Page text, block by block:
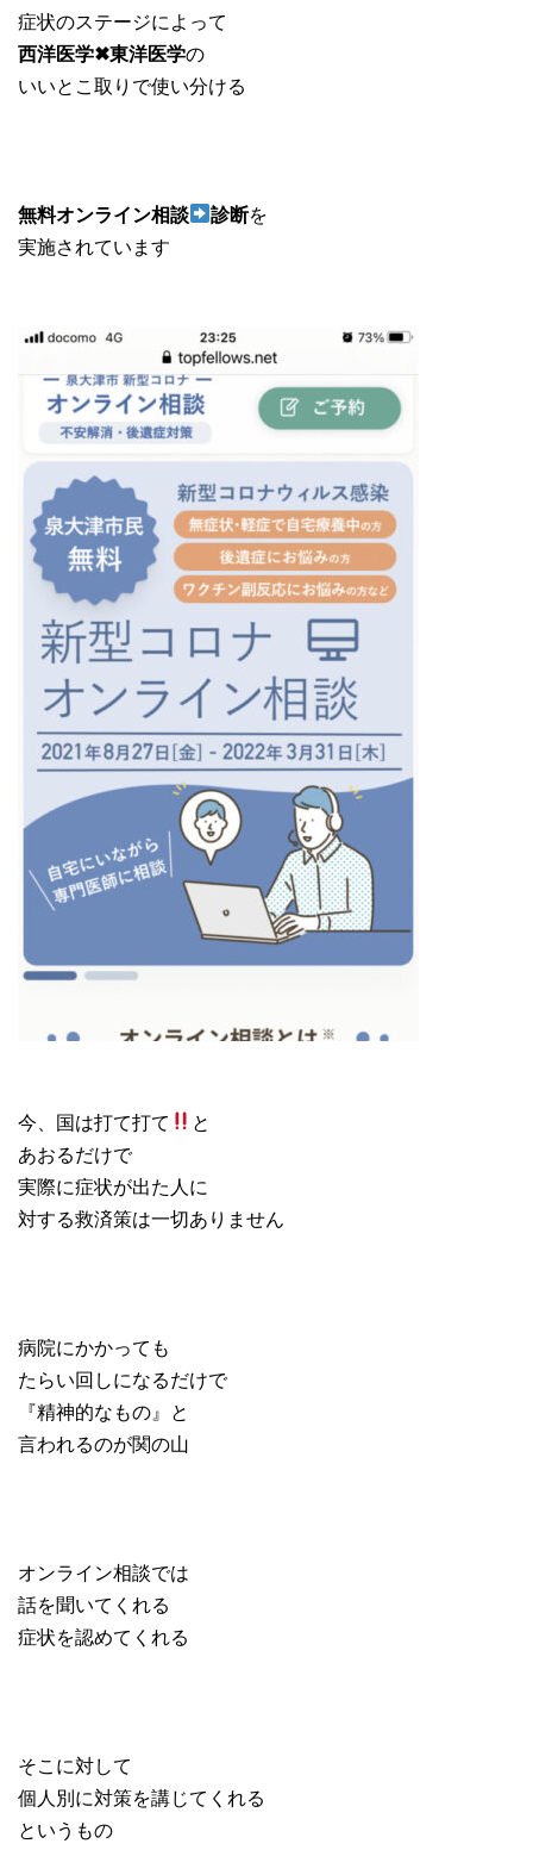
症状のステージによって
西洋医学✖︎東洋医学の
いいとこ取りで使い分ける
無料オンライン相談 診断を
実施されています
今、国は打て打て
と
あおるだけで
実際に症状が出た人に
対する救済策は一切ありません
病院にかかっても
たらい回しになるだけで
『精神的なもの』と
言われるのが関の山
オンライン相談では
話を聞いてくれる
症状を認めてくれる
そこに対して
個人別に対策を講じてくれる
というもの